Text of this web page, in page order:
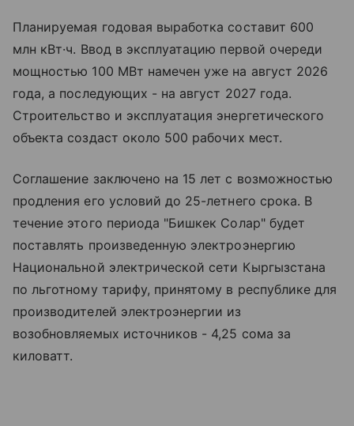
Планируемая годовая выработка составит 600
млн кВт·ч. Ввод в эксплуатацию первой очереди
мощностью 100 МВт намечен уже на август 2026
года, а последующих - на август 2027 года.
Строительство и эксплуатация энергетического
объекта создаст около 500 рабочих мест.
Соглашение заключено на 15 лет с возможностью
продления его условий до 25-летнего срока. В
течение этого периода "Бишкек Солар" будет
поставлять произведенную электроэнергию
Национальной электрической сети Кыргызстана
по льготному тарифу, принятому в республике для
производителей электроэнергии из
возобновляемых источников - 4,25 сома за
киловатт.